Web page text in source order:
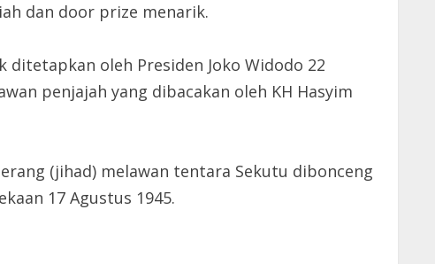
dan door prize menarik.
ditetapkan oleh Presiden Joko Widodo 22
penjajah yang dibacakan oleh KH Hasyim
(jihad) melawan tentara Sekutu dibonceng
17 Agustus 1945.